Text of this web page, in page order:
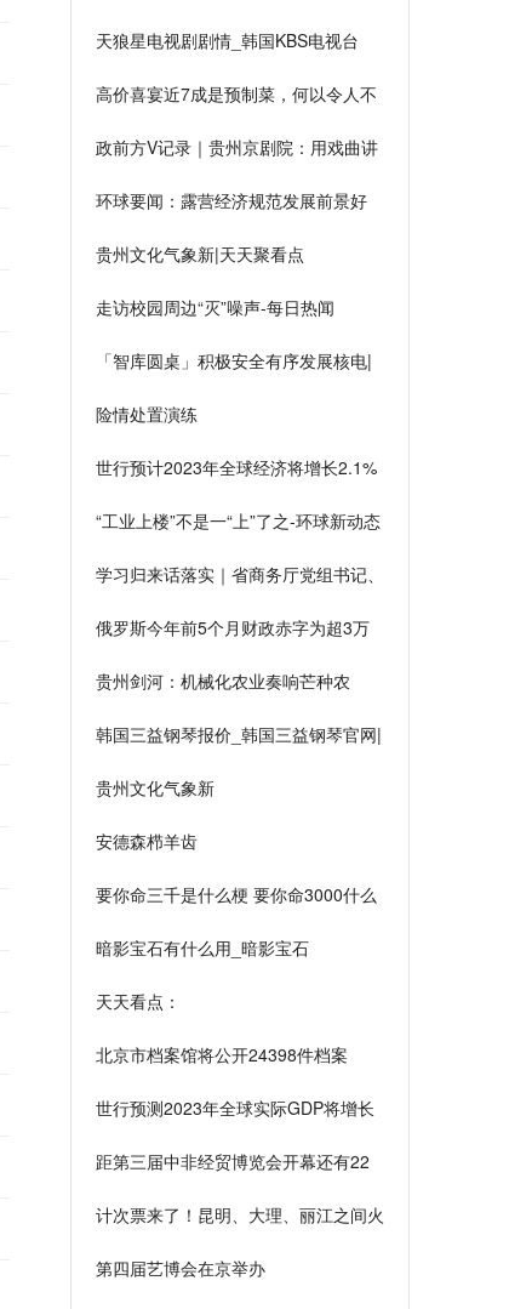
天狼星电视剧剧情_韩国KBS电视台
高价喜宴近7成是预制菜，何以令人不
政前方V记录｜贵州京剧院：用戏曲讲
环球要闻：露营经济规范发展前景好
贵州文化气象新|天天聚看点
走访校园周边“灭”噪声-每日热闻
「智库圆桌」积极安全有序发展核电|
险情处置演练
世行预计2023年全球经济将增长2.1%
“工业上楼”不是一“上”了之-环球新动态
学习归来话落实｜省商务厅党组书记、
扬开放旗帜 坚定不移扩大对内对外开
俄罗斯今年前5个月财政赤字为超3万
贵州剑河：机械化农业奏响芒种农
韩国三益钢琴报价_韩国三益钢琴官网|
贵州文化气象新
安德森栉羊齿
要你命三千是什么梗 要你命3000什么
暗影宝石有什么用_暗影宝石
天天看点：
北京市档案馆将公开24398件档案
世行预测2023年全球实际GDP将增长
距第三届中非经贸博览会开幕还有22
计次票来了！昆明、大理、丽江之间火
第四届艺博会在京举办